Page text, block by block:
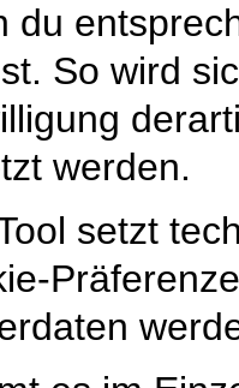
du
So wird
werden.
setzt